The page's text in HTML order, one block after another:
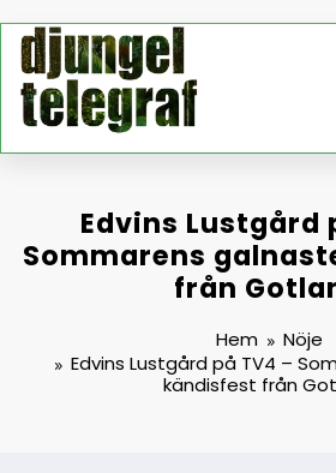
innehåll
Edvins Lustgård
Sommarens
från
Hem
Nöje
Edvins Lustgård på TV4 –
kändisfest från